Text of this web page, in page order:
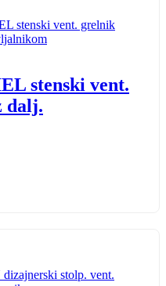
stenski vent.
dalj.